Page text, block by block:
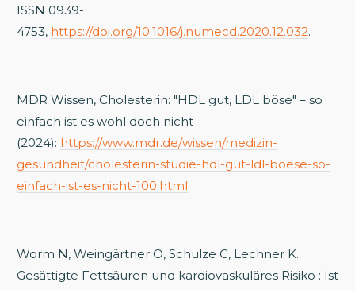
ISSN 0939-
4753, https://doi.org/10.1016/j.numecd.2020.12.032.
MDR Wissen, Cholesterin: "HDL gut, LDL böse" – so
einfach ist es wohl doch nicht
(2024): https://www.mdr.de/wissen/medizin-
gesundheit/cholesterin-studie-hdl-gut-ldl-boese-so-
einfach-ist-es-nicht-100.html
Worm N, Weingärtner O, Schulze C, Lechner K.
Gesättigte Fettsäuren und kardiovaskuläres Risiko : Ist